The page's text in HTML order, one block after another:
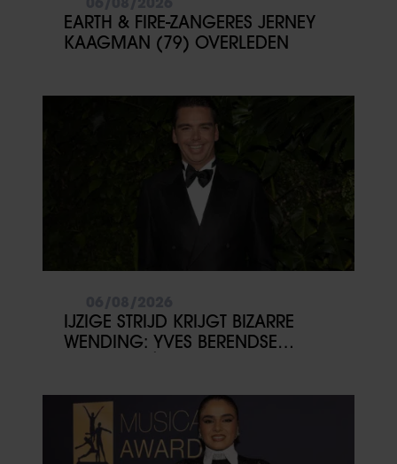
EARTH & FIRE-ZANGERES JERNEY
KAAGMAN (79) OVERLEDEN
IJZIGE STRIJD KRIJGT BIZARRE
WENDING: YVES BERENDSE